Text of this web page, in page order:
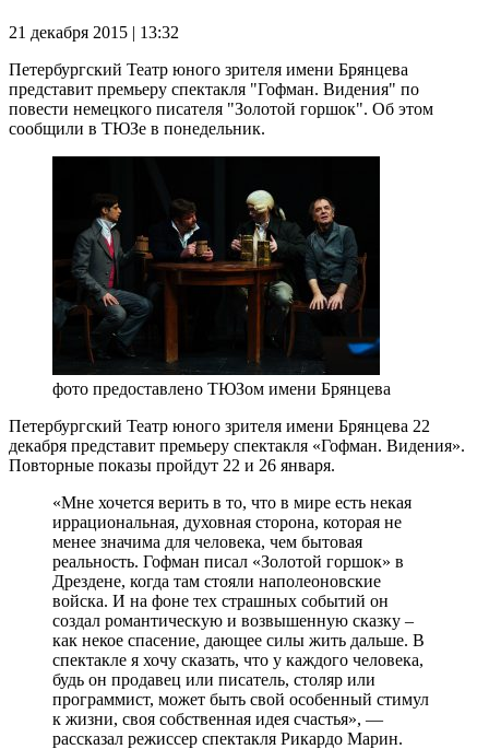
21 декабря 2015 | 13:32
Петербургский Театр юного зрителя имени Брянцева
представит премьеру спектакля "Гофман. Видения" по
повести немецкого писателя "Золотой горшок". Об этом
сообщили в ТЮЗе в понедельник.
фото предоставлено ТЮЗом имени Брянцева
Петербургский Театр юного зрителя имени Брянцева 22
декабря представит премьеру спектакля «Гофман. Видения».
Повторные показы пройдут 22 и 26 января.
«Мне хочется верить в то, что в мире есть некая
иррациональная, духовная сторона, которая не
менее значима для человека, чем бытовая
реальность. Гофман писал «Золотой горшок» в
Дрездене, когда там стояли наполеоновские
войска. И на фоне тех страшных событий он
создал романтическую и возвышенную сказку –
как некое спасение, дающее силы жить дальше. В
спектакле я хочу сказать, что у каждого человека,
будь он продавец или писатель, столяр или
программист, может быть свой особенный стимул
к жизни, своя собственная идея счастья», —
рассказал режиссер спектакля Рикардо Марин.